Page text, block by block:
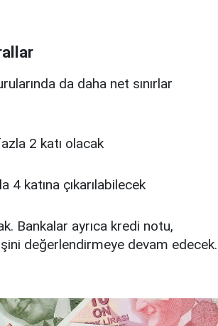
da daha net sınırlar
2 katı olacak
4 katına çıkarılabilecek
Bankalar ayrıca kredi notu,
değerlendirmeye devam edecek.